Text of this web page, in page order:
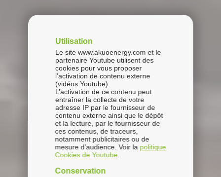
Utilisation
Le site www.akuoenergy.com et le
partenaire Youtube utilisent des
cookies pour vous proposer
l’activation de contenu externe
(vidéos Youtube).
L’activation de ce contenu peut
entraîner la collecte de votre
adresse IP par le fournisseur de
contenu externe ainsi que le dépôt
et la lecture, par le fournisseur de
ces contenus, de traceurs,
notamment publicitaires ou de
mesure d’audience. Voir la politique
Cookies de Youtube
Conservation